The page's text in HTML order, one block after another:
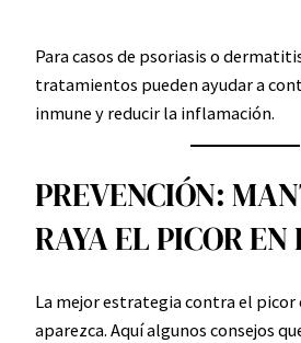
Para casos de psoriasis o
tratamientos pueden ayudar a
inmune y reducir la inflamación.
PREVENCIÓN:
RAYA EL PICOR
La mejor estrategia contra el picor
aparezca. Aquí algunos consejos